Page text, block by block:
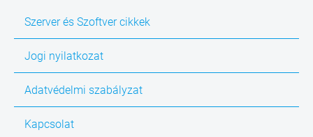
Szerver és Szoftver cikkek
Jogi nyilatkozat
Adatvédelmi szabályzat
Kapcsolat